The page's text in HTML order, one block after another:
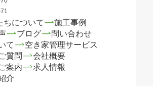
ちについて
施工事例
ブログ
問い合わせ
て
空き家管理サービス
質問
会社概要
案内
求人情報
介